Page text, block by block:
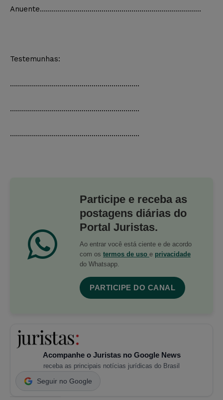
Anuente………………………………………………………………………
Testemunhas:
………………………………………………………..
………………………………………………………..
………………………………………………………..
Participe e receba as
postagens diárias do
Portal Juristas.
Ao entrar você está ciente e de acordo
com os termos de uso e privacidade
do Whatsapp.
PARTICIPE DO CANAL
Acompanhe o Juristas no Google News
receba as principais notícias jurídicas do Brasil
Seguir no Google